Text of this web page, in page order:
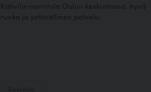
Kahvila-ravintola Oulun keskustassa, hyvä
ruoka ja ystävällinen palvelu.